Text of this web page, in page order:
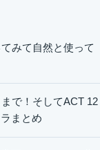
みて自然と使って
で！そしてACT 12
まとめ